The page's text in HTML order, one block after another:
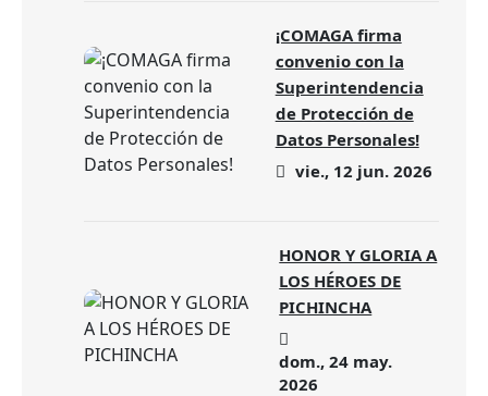
¡COMAGA firma
convenio con la
Superintendencia
de Protección de
Datos Personales!
vie., 12 jun. 2026
HONOR Y GLORIA A
LOS HÉROES DE
PICHINCHA
dom., 24 may.
2026